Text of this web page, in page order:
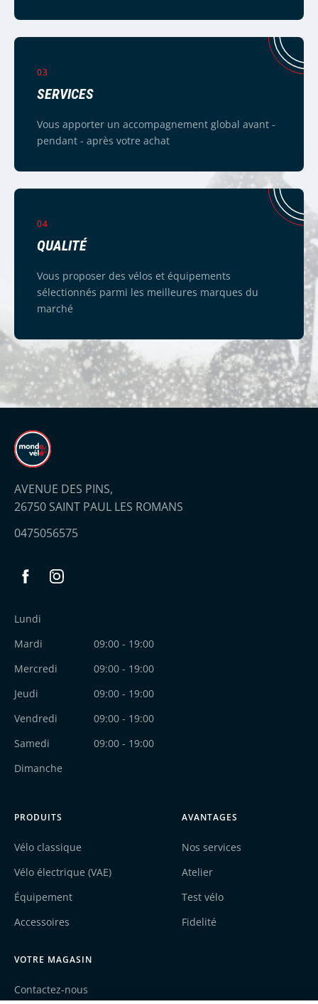
03
SERVICES
Vous apporter un accompagnement global avant -
pendant - après votre achat
04
QUALITÉ
Vous proposer des vélos et équipements
sélectionnés parmi les meilleures marques du
marché
AVENUE DES PINS,
26750 SAINT PAUL LES ROMANS
0475056575
Lundi
Mardi
09:00 - 19:00
Mercredi
09:00 - 19:00
Jeudi
09:00 - 19:00
Vendredi
09:00 - 19:00
Samedi
09:00 - 19:00
Dimanche
PRODUITS
Vélo classique
Vélo électrique (VAE)
Équipement
Accessoires
AVANTAGES
Nos services
Atelier
Test vélo
Fidelité
VOTRE MAGASIN
Contactez-nous